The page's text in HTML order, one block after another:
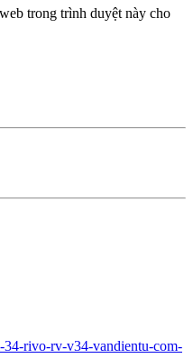
trong trình duyệt này cho